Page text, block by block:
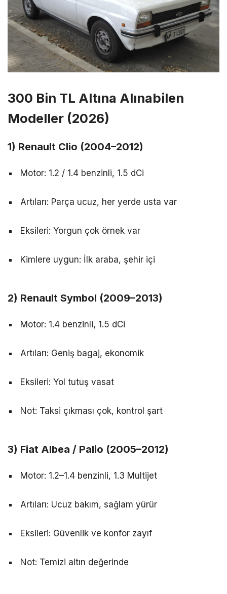
300 Bin TL Altına Alınabilen
Modeller (2026)
1) Renault Clio (2004–2012)
Motor: 1.2 / 1.4 benzinli, 1.5 dCi
Artıları: Parça ucuz, her yerde usta var
Eksileri: Yorgun çok örnek var
Kimlere uygun: İlk araba, şehir içi
2) Renault Symbol (2009–2013)
Motor: 1.4 benzinli, 1.5 dCi
Artıları: Geniş bagaj, ekonomik
Eksileri: Yol tutuş vasat
Not: Taksi çıkması çok, kontrol şart
3) Fiat Albea / Palio (2005–2012)
Motor: 1.2–1.4 benzinli, 1.3 Multijet
Artıları: Ucuz bakım, sağlam yürür
Eksileri: Güvenlik ve konfor zayıf
Not: Temizi altın değerinde